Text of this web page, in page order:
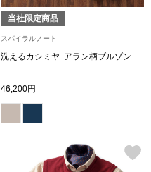
ボディバッグ
当社限定商品
スパイラルノート
洗えるカシミヤ･アラン柄ブルゾン
46,200円